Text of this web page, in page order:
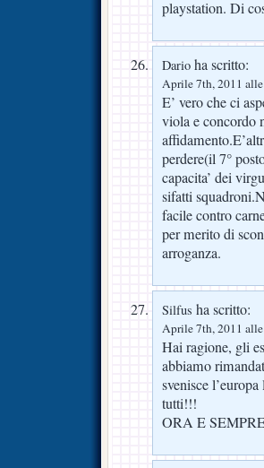
playstation. Di
Dario ha scritto:
Aprile 7th, 2011
E’ vero che ci
viola e concordo
perdere(il 7°
capacita’ dei
sifatti
facile contro
per merito di
arroganza.
Silfus ha scritto:
Aprile 7th, 2011
Hai ragione, gli
abbiamo
svenisce
tutti!!!
ORA E